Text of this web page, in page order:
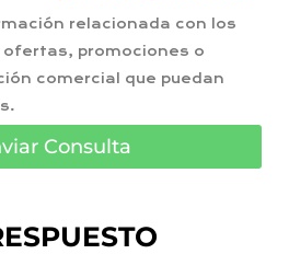
relacionada con los
promociones o
comercial que puedan
Consulta